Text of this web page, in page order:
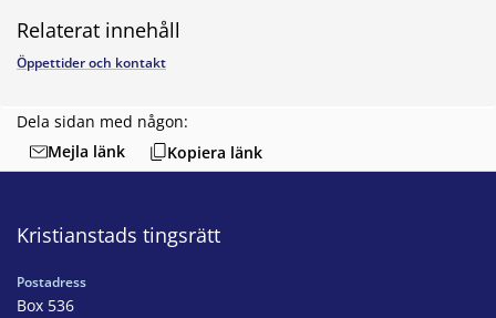
Dela sidan med någon:
Mejla länk
Kopiera länk
Relaterat innehåll
Öppettider och kontakt
Kristianstads tingsrätt
Postadress
Box 536